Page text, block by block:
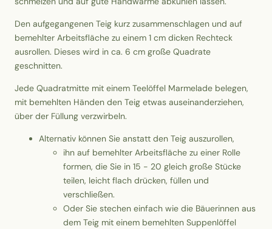
Den aufgegangenen Teig kurz zusammenschlagen und auf
bemehlter Arbeitsfläche zu einem 1 cm dicken Rechteck
ausrollen. Dieses wird in ca. 6 cm große Quadrate
geschnitten.
Jede Quadratmitte mit einem Teelöffel Marmelade belegen,
mit bemehlten Händen den Teig etwas auseinanderziehen,
über der Füllung verzwirbeln.
Alternativ können Sie anstatt den Teig auszurollen,
ihn auf bemehlter Arbeitsfläche zu einer Rolle
formen, die Sie in 15 - 20 gleich große Stücke
teilen, leicht flach drücken, füllen und
verschließen.
Oder Sie stechen einfach wie die Bäuerinnen aus
dem Teig mit einem bemehlten Suppenlöffel